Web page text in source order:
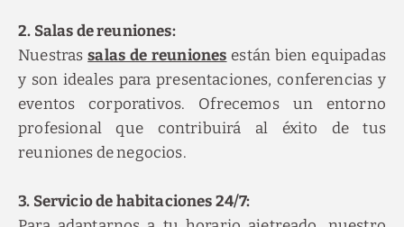
2. Salas de reuniones:
Nuestrassalas de reuniones están bien equipadas
y son ideales para presentaciones, conferencias y
eventos corporativos. Ofrecemos un entorno
profesional que contribuirá al éxito de tus
reuniones de negocios.
3. Servicio de habitaciones 24/7: